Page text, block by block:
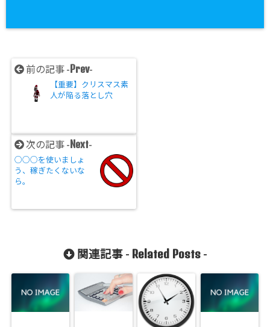
前の記事 -Prev-
【重要】クリスマス素
人が陥る落とし穴
次の記事 -Next-
○○○を使いましょ
う、稼ぎたくないな
ら。
関連記事 - Related Posts-